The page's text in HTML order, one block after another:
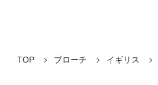
TOP ブローチ イギリス